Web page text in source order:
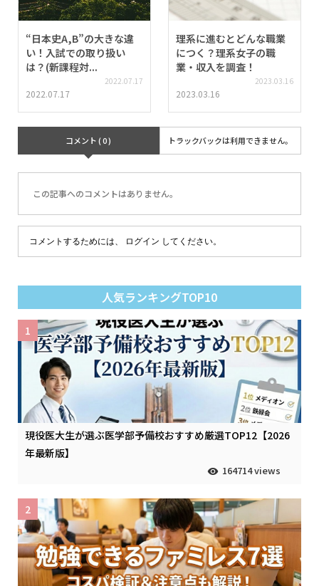
“日本史A,B”の大きな違
い！入試での取り扱い
は？(新課程対...
2022.07.17
2022.07.17
理系に進むとどんな職業
につく？理系女子の職
業・収入を調査！
2023.03.16
2023.03.16
コメント ( 0 ) トラックバックは利用できません。
この記事へのコメントはありません。
コメントするためには、 ログイン してください。
人気ランキングTOP10
現役医大生が選ぶ医学部予備校おすすめ厳選TOP12【2026
年最新版】
164714 views
1
2